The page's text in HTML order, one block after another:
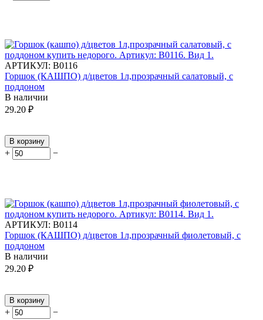
АРТИКУЛ: В0116
Горшок (КАШПО) д/цветов 1л,прозрачный салатовый, с
поддоном
В наличии
29.20 ₽
В корзину
+ −
АРТИКУЛ: В0114
Горшок (КАШПО) д/цветов 1л,прозрачный фиолетовый, с
поддоном
В наличии
29.20 ₽
В корзину
+ −